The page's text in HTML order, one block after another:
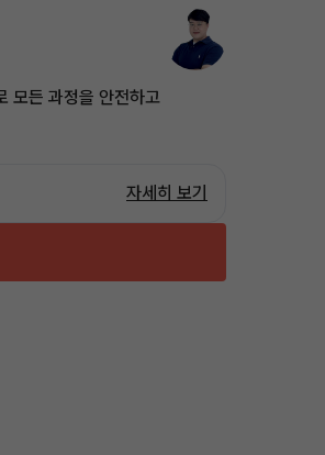
모든 과정을 안전하고
자세히 보기